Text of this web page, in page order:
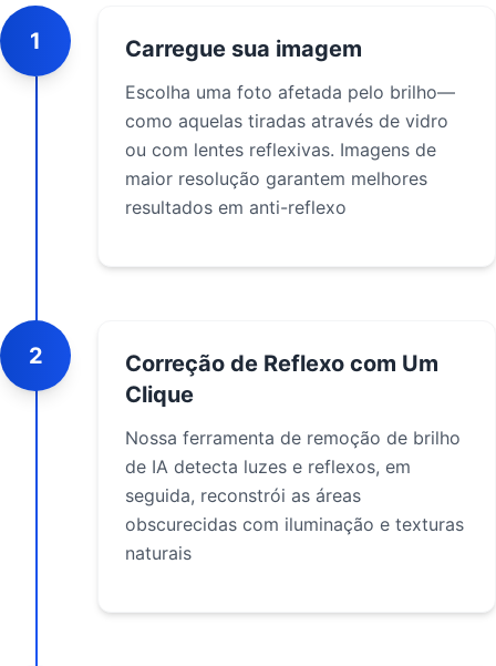
1 Carregue sua imagem
Escolha uma foto afetada pelo brilho—
como aquelas tiradas através de vidro
ou com lentes reflexivas. Imagens de
maior resolução garantem melhores
resultados em anti-reflexo
2
Correção de Reflexo com Um
Clique
Nossa ferramenta de remoção de brilho
de IA detecta luzes e reflexos, em
seguida, reconstrói as áreas
obscurecidas com iluminação e texturas
naturais